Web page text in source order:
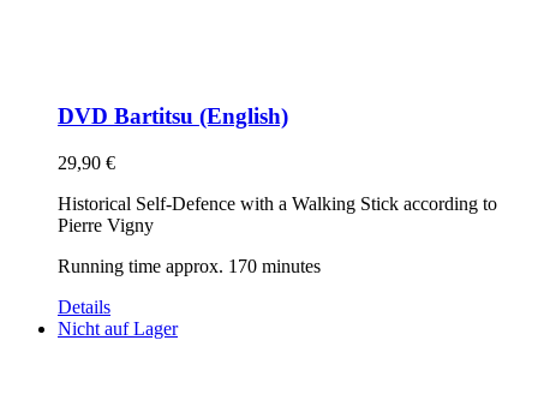
DVD Bartitsu (English)
29,90 €
Historical Self-Defence with a Walking Stick according to
Pierre Vigny
Running time approx. 170 minutes
Details
Nicht auf Lager